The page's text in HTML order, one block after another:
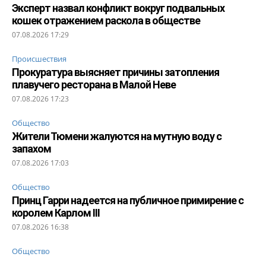
Эксперт назвал конфликт вокруг подвальных
кошек отражением раскола в обществе
07.08.2026 17:29
Происшествия
Прокуратура выясняет причины затопления
плавучего ресторана в Малой Неве
07.08.2026 17:23
Общество
Жители Тюмени жалуются на мутную воду с
запахом
07.08.2026 17:03
Общество
Принц Гарри надеется на публичное примирение с
королем Карлом III
07.08.2026 16:38
Общество